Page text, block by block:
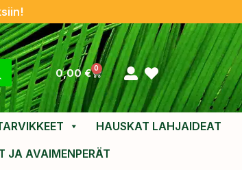
0,00€ 0
HAUSKAT LAHJAIDEAT
JA AVAIMENPERÄT